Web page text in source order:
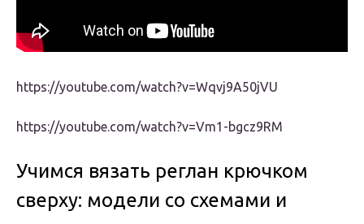
https://youtube.com/watch?v=Wqvj9A50jVU
https://youtube.com/watch?v=Vm1-bgcz9RM
Учимся вязать реглан крючком
сверху: модели со схемами и